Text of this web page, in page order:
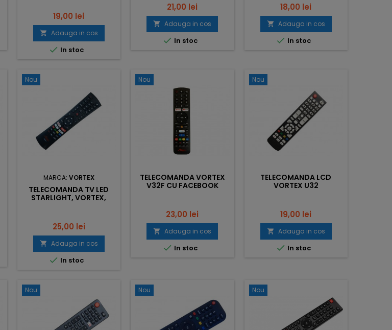
Pret
19,00 lei
 Adauga in cos
 In stoc
Pret
21,00 lei
 Adauga in cos
 In stoc
Pret
18,00 lei
 Adauga in cos
 In stoc
Nou
MARCA: VORTEX
TELECOMANDA TV LED
STARLIGHT, VORTEX,
Pret
25,00 lei
 Adauga in cos
 In stoc
Nou
TELECOMANDA VORTEX
V32F CU FACEBOOK
Pret
23,00 lei
 Adauga in cos
 In stoc
Nou
TELECOMANDA LCD
VORTEX U32
Pret
19,00 lei
 Adauga in cos
 In stoc
Nou Nou Nou